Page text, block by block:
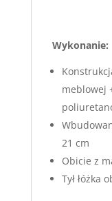
Wykonanie:
meblowej
21 cm
Obicie z
Tył łóżka